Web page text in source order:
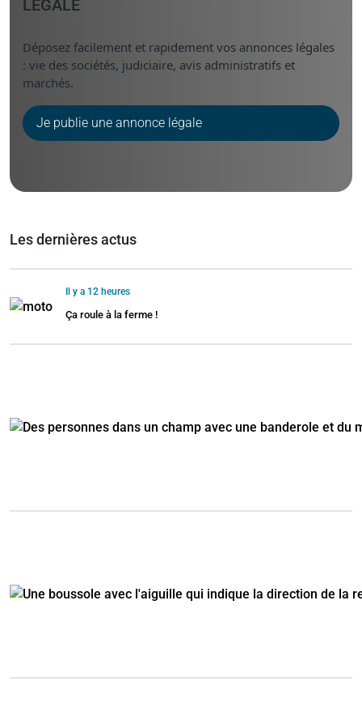
LÉGALE
Déposez facilement et rapidement vos annonces légales
: vie des sociétés, judiciaire, avis administratifs et
marchés.
Je publie une annonce légale
Les dernières actus
Il y a 12 heures
Ça roule à la ferme !